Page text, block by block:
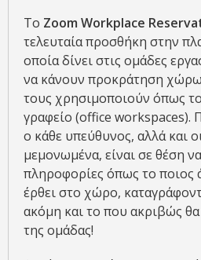
To Zoom Workplace
τελευταία προσθήκη στην
οποία δίνει στις ομάδες
να κάνουν προκράτηση
τους χρησιμοποιούν όπως
γραφείο (office workspaces).
ο κάθε υπεύθυνος, αλλά και
μεμονωμένα, είναι σε θέση
πληροφορίες όπως το ποιος
έρθει στο χώρο,
ακόμη και το που ακριβώς
της ομάδας!